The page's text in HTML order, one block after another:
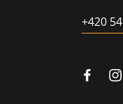
+420